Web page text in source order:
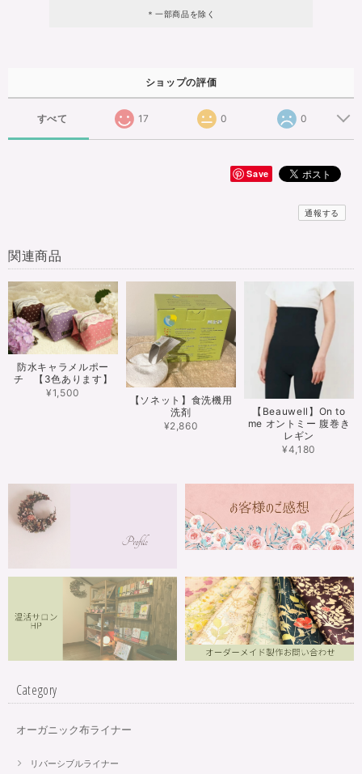
＊一部商品を除く
ショップの評価
すべて 17 0 0
Save
通報する
関連商品
防水キャラメルポー
チ 【3色あります】
¥1,500
【ソネット】食洗機用
洗剤
¥2,860
【Beauwell】On to
me オントミー 腹巻き
レギン
¥4,180
Category
オーガニック布ライナー
リバーシブルライナー